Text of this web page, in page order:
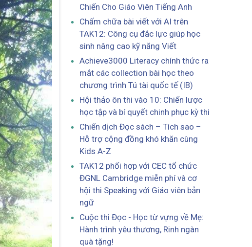
Chiến Cho Giáo Viên Tiếng Anh
Chấm chữa bài viết với AI trên
TAK12: Công cụ đắc lực giúp học
sinh nâng cao kỹ năng Viết
Achieve3000 Literacy chính thức ra
mắt các collection bài học theo
chương trình Tú tài quốc tế (IB)
Hội thảo ôn thi vào 10: Chiến lược
học tập và bí quyết chinh phục kỳ thi
Chiến dịch Đọc sách – Tích sao –
Hỗ trợ cộng đồng khó khăn cùng
Kids A-Z
TAK12 phối hợp với CEC tổ chức
ĐGNL Cambridge miễn phí và cơ
hội thi Speaking với Giáo viên bản
ngữ
Cuộc thi Đọc - Học từ vựng về Mẹ:
Hành trình yêu thương, Rinh ngàn
quà tặng!